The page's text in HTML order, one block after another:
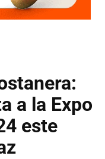
a la Expo
este